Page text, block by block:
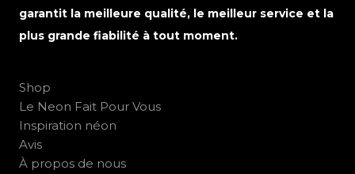
garantit la meilleure qualité, le meilleur service et la
plus grande fiabilité à tout moment.
Shop
Le Neon Fait Pour Vous
Inspiration néon
Avis
À propos de nous